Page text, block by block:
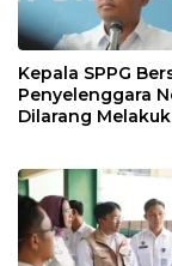
Kepala SPPG
Penyelenggara
Dilarang